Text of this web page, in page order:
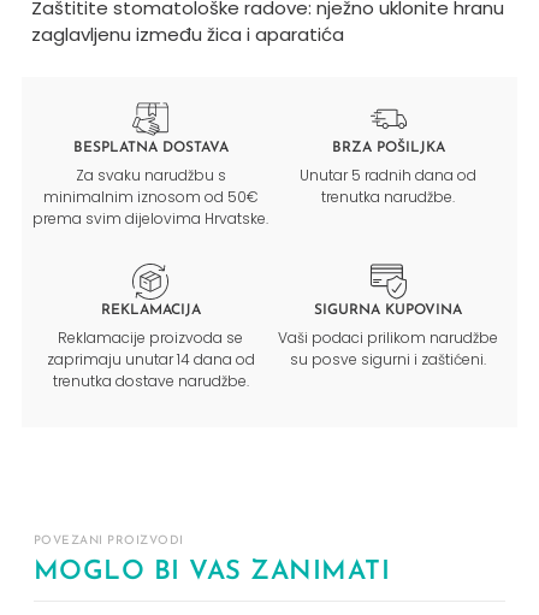
Zaštitite stomatološke radove: nježno uklonite hranu
zaglavljenu između žica i aparatića
BESPLATNA DOSTAVA
Za svaku narudžbu s
minimalnim iznosom od 50€
prema svim dijelovima Hrvatske.
BRZA POŠILJKA
Unutar 5 radnih dana od
trenutka narudžbe.
REKLAMACIJA
Reklamacije proizvoda se
zaprimaju unutar 14 dana od
trenutka dostave narudžbe.
SIGURNA KUPOVINA
Vaši podaci prilikom narudžbe
su posve sigurni i zaštićeni.
POVEZANI PROIZVODI
MOGLO BI VAS ZANIMATI